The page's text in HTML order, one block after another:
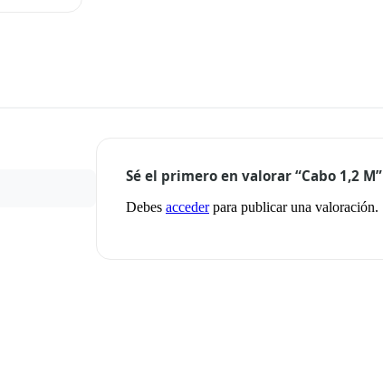
Sé el primero en valorar “Cabo 1,2 M”
Debes accederpara publicar una valoración.